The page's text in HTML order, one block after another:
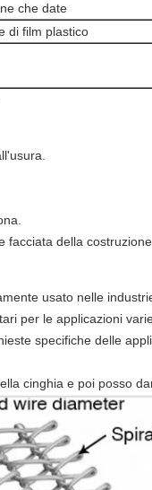
che date
di film plastico
facciata della costruzione.
usato nelle
per le applicazioni
specifiche delle
cinghia e poi posso